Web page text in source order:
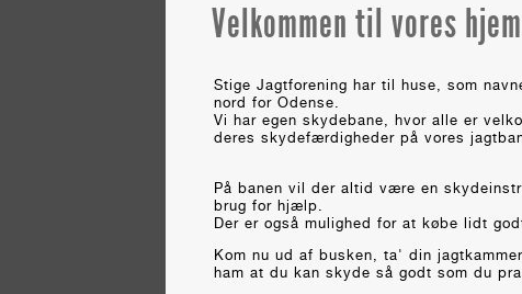
Velkommen til vores
Stige Jagtforening har til huse, som
nord for Odense.
Vi har egen skydebane, hvor alle er
deres skydefærdigheder på vores
På banen vil der altid være en
brug for hjælp.
Der er også mulighed for at købe lidt
Kom nu ud af busken, ta' din
ham at du kan skyde så godt som du